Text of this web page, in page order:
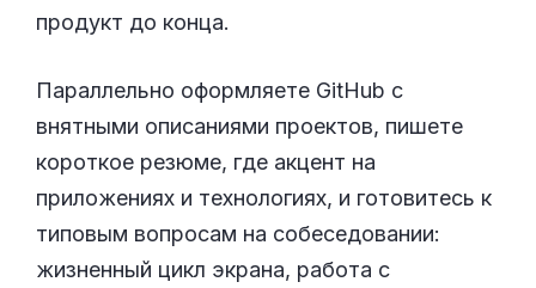
продукт до конца.
Параллельно оформляете GitHub с
внятными описаниями проектов, пишете
короткое резюме, где акцент на
приложениях и технологиях, и готовитесь к
типовым вопросам на собеседовании:
жизненный цикл экрана, работа с